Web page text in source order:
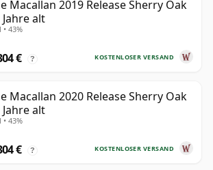
Macallan 2019 Release Sherry Oak
Jahre alt
• 43%
KOSTENLOSER VERSAND
€ ?
Macallan 2020 Release Sherry Oak
Jahre alt
• 43%
KOSTENLOSER VERSAND
€ ?